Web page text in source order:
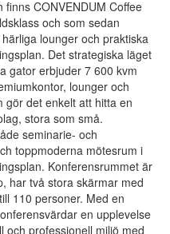
CONVENDUM Coffee
och som sedan
lounger och praktiska
Det strategiska läget
gator erbjuder 7 600 kvm
lounger och
gör det enkelt att hitta en
stora som små.
seminarie- och
toppmoderna mötesrum i
Konferensrummet är
har två stora skärmar med
110 personer. Med en
en upplevelse
och professionell miljö med